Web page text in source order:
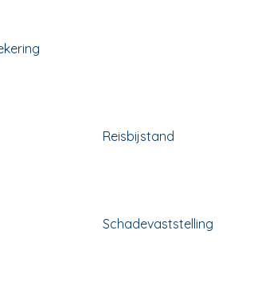
Reisbijstand
Schadevaststelling